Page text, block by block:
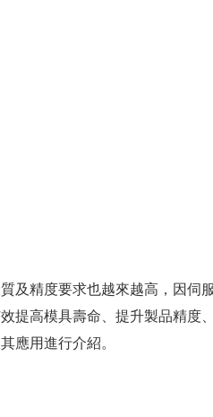
及精度要求也越來越高，因
提高模具壽命、提升製品精
應用進行介紹。